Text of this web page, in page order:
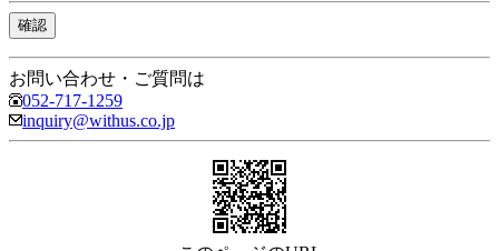
お問い合わせ・ご質問は
052-717-1259
inquiry@withus.co.jp